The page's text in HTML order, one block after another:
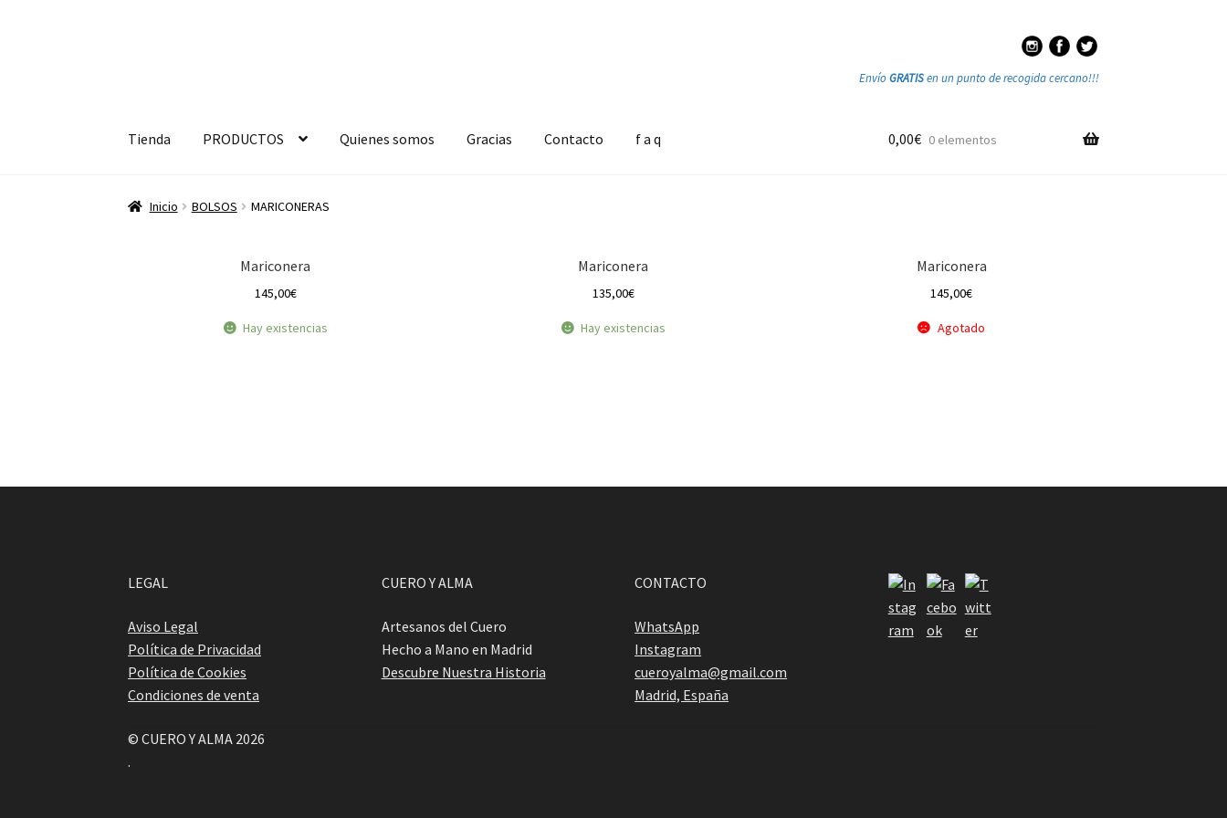
EnvíoGRATISen un punto de recogida cercano!!!
a
a
Tienda PRODUCTOS Quienes somos Gracias Contacto f a q 0,00€ 0 elementos
Inicio BOLSOS MARICONERAS
Mariconera
145,00€
Hay existencias
Mariconera
135,00€
Hay existencias
Mariconera
145,00€
Agotado
LEGAL
Aviso Legal
Política de Privacidad
Política de Cookies
Condiciones de venta
CUERO Y ALMA
Artesanos del Cuero
Hecho a Mano en Madrid
Descubre Nuestra Historia
CONTACTO
WhatsApp
Instagram
cueroyalma@gmail.com
Madrid, España
© CUERO Y ALMA 2026
.